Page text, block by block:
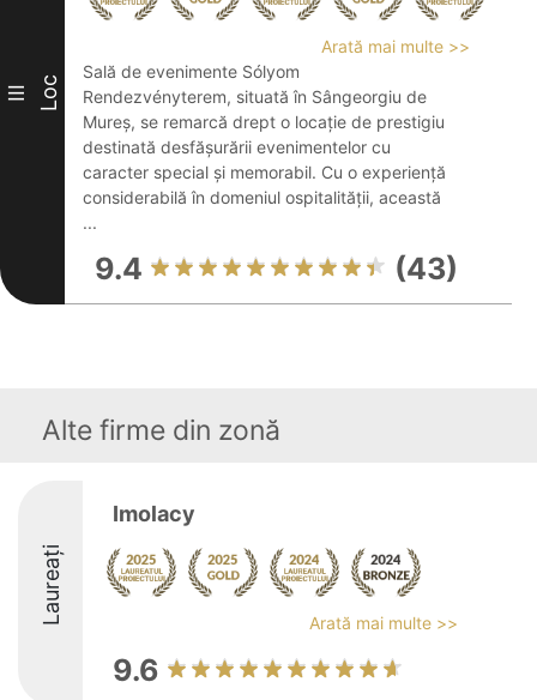
III Loc
Arată mai multe >>
Sală de evenimente Sólyom
Rendezvényterem, situată în Sângeorgiu de
Mureș, se remarcă drept o locație de prestigiu
destinată desfășurării evenimentelor cu
caracter special și memorabil. Cu o experiență
considerabilă în domeniul ospitalității, această
...
9.4 (43)
Alte firme din zonă
Laureați
Imolacy
Arată mai multe >>
9.6